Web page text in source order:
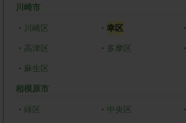
川崎市
・ 川崎区 ・ 幸区 ・
・ 高津区 ・ 多摩区 ・
・ 麻生区
相模原市
・ 緑区 ・ 中央区 ・